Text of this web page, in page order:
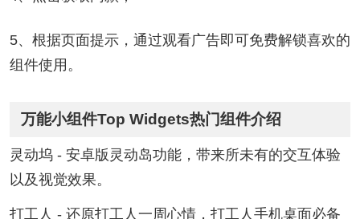
5、根据页面提示，通过观看广告即可免费解锁喜欢的
组件使用。
万能小组件Top Widgets热门组件介绍
灵动坞 - 安卓版灵动岛功能，带来所未有的交互体验
以及视觉效果。
打工人 - 还原打工人一周心情，打工人手机桌面必备